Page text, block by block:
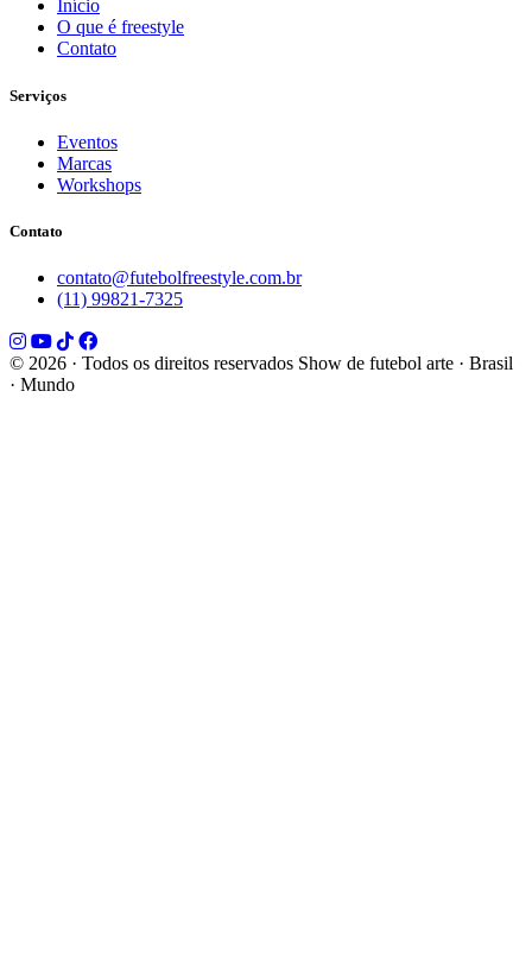
Início
O que é freestyle
Contato
Serviços
Eventos
Marcas
Workshops
Contato
contato@futebolfreestyle.com.br
(11) 99821-7325
© 2026 · Todos os direitos reservados Show de futebol arte · Brasil
· Mundo